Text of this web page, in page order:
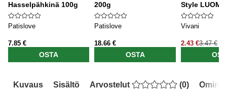
Hasselpähkinä 100g
Patislove
7.85 €
OSTA
200g
Patislove
18.66 €
OSTA
Style
Vivani
2.43 €3.47 €
Kuvaus Sisältö Arvostelut (0)